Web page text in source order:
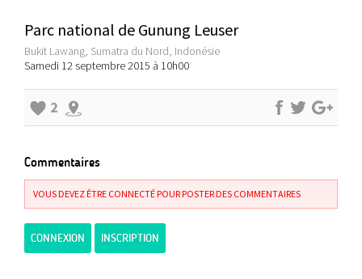
Parc national de Gunung Leuser
Bukit Lawang, Sumatra du Nord, Indonésie
Samedi 12 septembre 2015 à 10h00
2
Commentaires
VOUS DEVEZ ÊTRE CONNECTÉ POUR POSTER DES COMMENTAIRES
CONNEXION INSCRIPTION